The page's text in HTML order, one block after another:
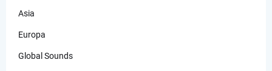
Asia
Europa
Global Sounds